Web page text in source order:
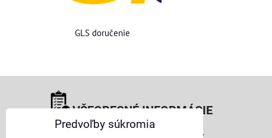
GLS doručenie
VŠEOBECNÉ INFORMÁCIE
Obchodné podmienky pre osoby
Predvoľby súkromia